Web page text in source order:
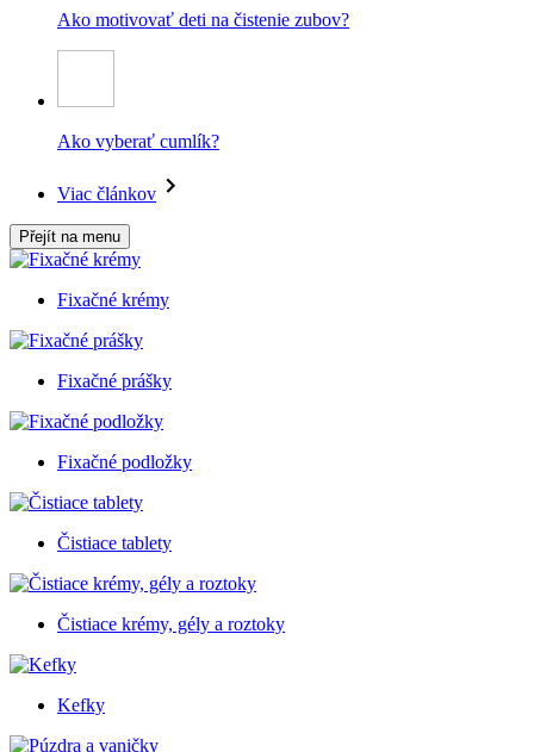
Ako motivovať deti na čistenie zubov?
Ako vyberať cumlík?
Viac článkov
Přejít na menu
Fixačné krémy
Fixačné prášky
Fixačné podložky
Čistiace tablety
Čistiace krémy, gély a roztoky
Kefky